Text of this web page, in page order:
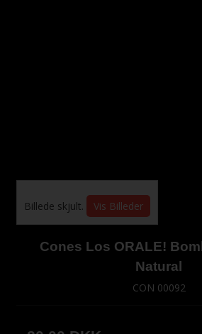
Billede skjult. Vis Billeder
Cones Los ORALE!
Natural
CON 00092